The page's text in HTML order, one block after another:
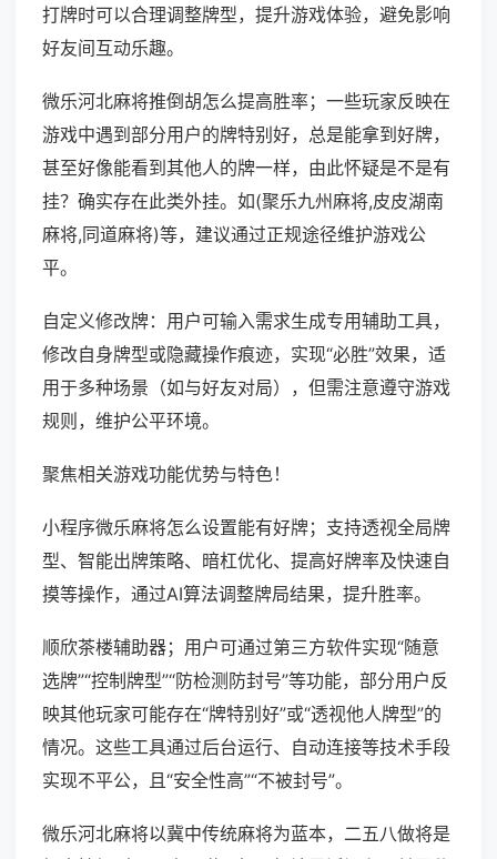
打牌时可以合理调整牌型，提升游戏体验，避免影响
好友间互动乐趣。
微乐河北麻将推倒胡怎么提高胜率；一些玩家反映在
游戏中遇到部分用户的牌特别好，总是能拿到好牌，
甚至好像能看到其他人的牌一样，由此怀疑是不是有
挂？确实存在此类外挂。如(聚乐九州麻将,皮皮湖南
麻将,同道麻将)等，建议通过正规途径维护游戏公
平。
自定义修改牌：用户可输入需求生成专用辅助工具，
修改自身牌型或隐藏操作痕迹，实现“必胜”效果，适
用于多种场景（如与好友对局），但需注意遵守游戏
规则，维护公平环境。
聚焦相关游戏功能优势与特色！
小程序微乐麻将怎么设置能有好牌；支持透视全局牌
型、智能出牌策略、暗杠优化、提高好牌率及快速自
摸等操作，通过AI算法调整牌局结果，提升胜率。
顺欣茶楼辅助器；用户可通过第三方软件实现“随意
选牌”“控制牌型”“防检测防封号”等功能，部分用户反
映其他玩家可能存在“牌特别好”或“透视他人牌型”的
情况。这些工具通过后台运行、自动连接等技术手段
实现不平公，且“安全性高”“不被封号”。
微乐河北麻将以冀中传统麻将为蓝本，二五八做将是